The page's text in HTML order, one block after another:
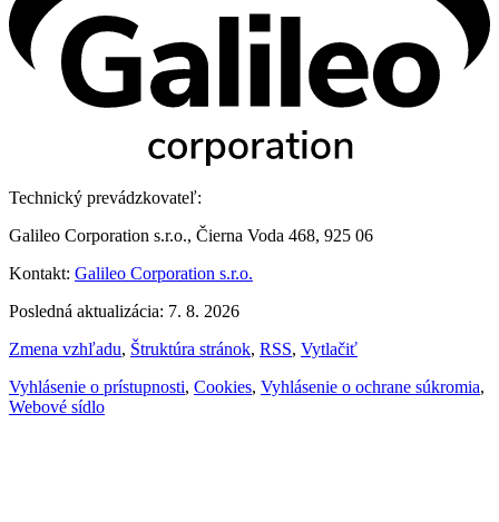
Technický prevádzkovateľ:
Galileo Corporation s.r.o., Čierna Voda 468, 925 06
Kontakt: Galileo Corporation s.r.o.
Posledná aktualizácia: 7. 8. 2026
Zmena vzhľadu, Štruktúra stránok, RSS, Vytlačiť
Vyhlásenie o prístupnosti, Cookies, Vyhlásenie o ochrane súkromia,
Webové sídlo